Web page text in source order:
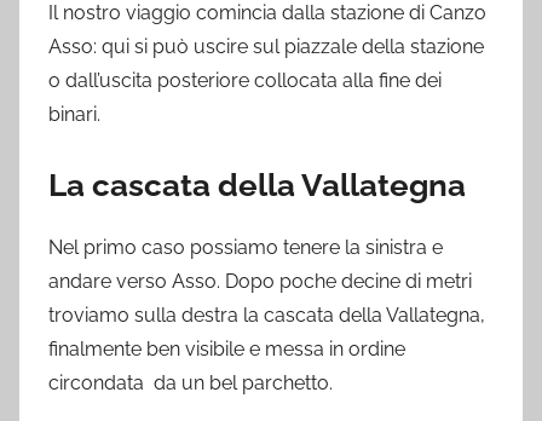
Il nostro viaggio comincia dalla stazione di Canzo
Asso: qui si può uscire sul piazzale della stazione
o dall’uscita posteriore collocata alla fine dei
binari.
La cascata della Vallategna
Nel primo caso possiamo tenere la sinistra e
andare verso Asso. Dopo poche decine di metri
troviamo sulla destra la cascata della Vallategna,
finalmente ben visibile e messa in ordine
circondata da un bel parchetto.